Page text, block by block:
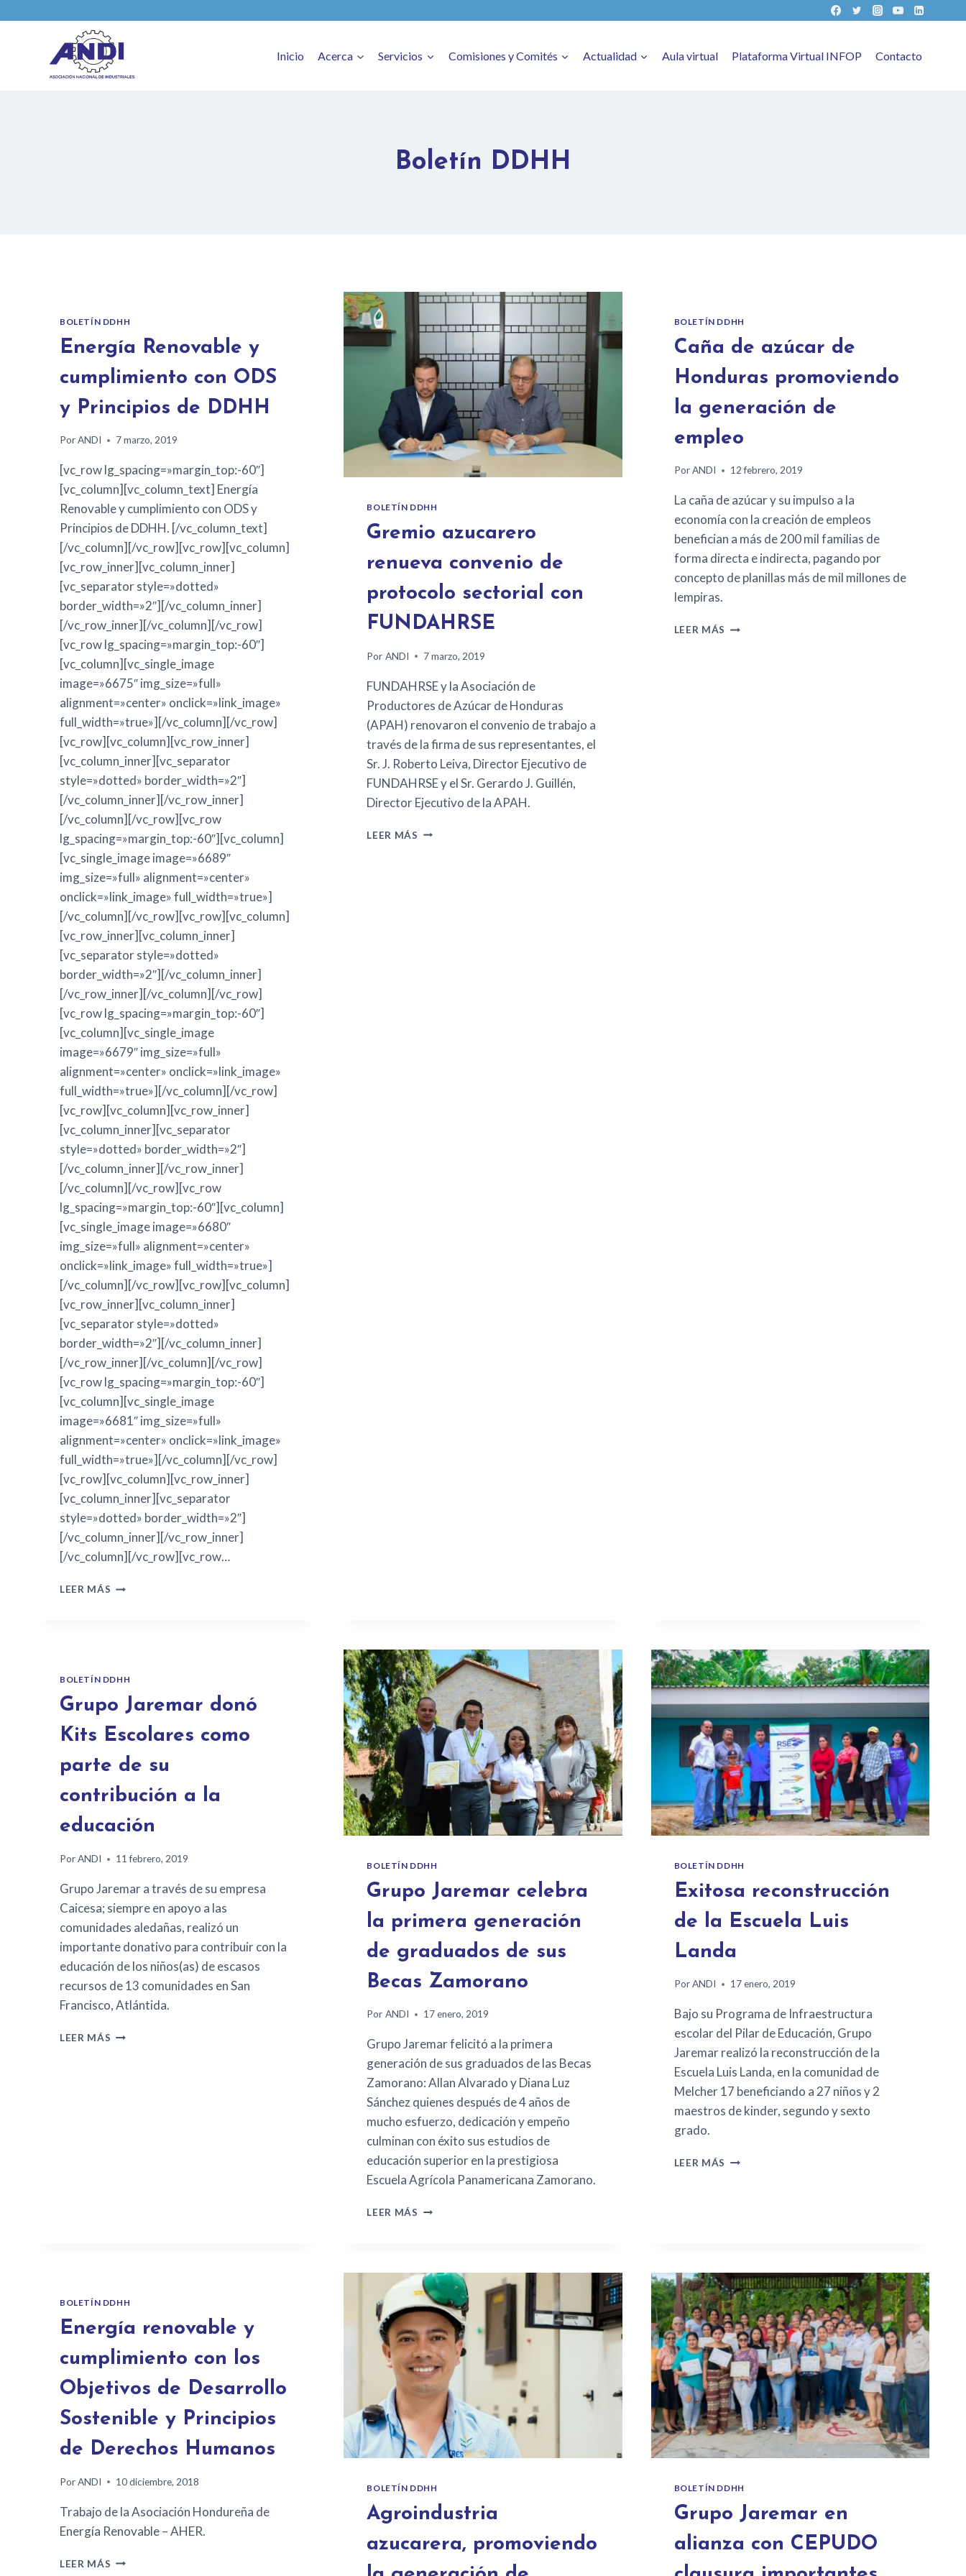
Inicio Acerca Servicios Comisiones y Comités Actualidad Aula virtual Plataforma Virtual INFOP Contacto
Boletín DDHH
BOLETÍN DDHH
Energía Renovable y
cumplimiento con ODS
y Principios de DDHH
PorANDI 7 marzo, 2019
[vc_row lg_spacing=»margin_top:-60″]
[vc_column][vc_column_text] Energía
Renovable y cumplimiento con ODS y
Principios de DDHH. [/vc_column_text]
[/vc_column][/vc_row][vc_row][vc_column]
[vc_row_inner][vc_column_inner]
[vc_separator style=»dotted»
border_width=»2″][/vc_column_inner]
[/vc_row_inner][/vc_column][/vc_row]
[vc_row lg_spacing=»margin_top:-60″]
[vc_column][vc_single_image
image=»6675″ img_size=»full»
alignment=»center» onclick=»link_image»
full_width=»true»][/vc_column][/vc_row]
[vc_row][vc_column][vc_row_inner]
[vc_column_inner][vc_separator
style=»dotted» border_width=»2″]
[/vc_column_inner][/vc_row_inner]
[/vc_column][/vc_row][vc_row
lg_spacing=»margin_top:-60″][vc_column]
[vc_single_image image=»6689″
img_size=»full» alignment=»center»
onclick=»link_image» full_width=»true»]
[/vc_column][/vc_row][vc_row][vc_column]
[vc_row_inner][vc_column_inner]
[vc_separator style=»dotted»
border_width=»2″][/vc_column_inner]
[/vc_row_inner][/vc_column][/vc_row]
[vc_row lg_spacing=»margin_top:-60″]
[vc_column][vc_single_image
image=»6679″ img_size=»full»
alignment=»center» onclick=»link_image»
full_width=»true»][/vc_column][/vc_row]
[vc_row][vc_column][vc_row_inner]
[vc_column_inner][vc_separator
style=»dotted» border_width=»2″]
[/vc_column_inner][/vc_row_inner]
[/vc_column][/vc_row][vc_row
lg_spacing=»margin_top:-60″][vc_column]
[vc_single_image image=»6680″
img_size=»full» alignment=»center»
onclick=»link_image» full_width=»true»]
[/vc_column][/vc_row][vc_row][vc_column]
[vc_row_inner][vc_column_inner]
[vc_separator style=»dotted»
border_width=»2″][/vc_column_inner]
[/vc_row_inner][/vc_column][/vc_row]
[vc_row lg_spacing=»margin_top:-60″]
[vc_column][vc_single_image
image=»6681″ img_size=»full»
alignment=»center» onclick=»link_image»
full_width=»true»][/vc_column][/vc_row]
[vc_row][vc_column][vc_row_inner]
[vc_column_inner][vc_separator
style=»dotted» border_width=»2″]
[/vc_column_inner][/vc_row_inner]
[/vc_column][/vc_row][vc_row…
LEER MÁS
BOLETÍN DDHH
Gremio azucarero
renueva convenio de
protocolo sectorial con
FUNDAHRSE
Por ANDI 7 marzo, 2019
FUNDAHRSE y la Asociación de
Productores de Azúcar de Honduras
(APAH) renovaron el convenio de trabajo a
través de la firma de sus representantes, el
Sr. J. Roberto Leiva, Director Ejecutivo de
FUNDAHRSE y el Sr. Gerardo J. Guillén,
Director Ejecutivo de la APAH.
LEER MÁS
BOLETÍN DDHH
Caña de azúcar de
Honduras promoviendo
la generación de
empleo
Por ANDI 12 febrero, 2019
La caña de azúcar y su impulso a la
economía con la creación de empleos
benefician a más de 200 mil familias de
forma directa e indirecta, pagando por
concepto de planillas más de mil millones de
lempiras.
LEER MÁS
BOLETÍN DDHH
Grupo Jaremar donó
Kits Escolares como
parte de su
contribución a la
educación
PorANDI 11 febrero, 2019
Grupo Jaremar a través de su empresa
Caicesa; siempre en apoyo a las
comunidades aledañas, realizó un
importante donativo para contribuir con la
educación de los niños(as) de escasos
recursos de 13 comunidades en San
Francisco, Atlántida.
LEER MÁS
BOLETÍN DDHH
Grupo Jaremar celebra
la primera generación
de graduados de sus
Becas Zamorano
Por ANDI 17 enero, 2019
Grupo Jaremar felicitó a la primera
generación de sus graduados de las Becas
Zamorano: Allan Alvarado y Diana Luz
Sánchez quienes después de 4 años de
mucho esfuerzo, dedicación y empeño
culminan con éxito sus estudios de
educación superior en la prestigiosa
Escuela Agrícola Panamericana Zamorano.
LEER MÁS
BOLETÍN DDHH
Exitosa reconstrucción
de la Escuela Luis
Landa
Por ANDI 17 enero, 2019
Bajo su Programa de Infraestructura
escolar del Pilar de Educación, Grupo
Jaremar realizó la reconstrucción de la
Escuela Luis Landa, en la comunidad de
Melcher 17 beneficiando a 27 niños y 2
maestros de kinder, segundo y sexto
grado.
LEER MÁS
BOLETÍN DDHH
Energía renovable y
cumplimiento con los
Objetivos de Desarrollo
Sostenible y Principios
de Derechos Humanos
PorANDI 10 diciembre, 2018
Trabajo de la Asociación Hondureña de
Energía Renovable – AHER.
LEER MÁS
BOLETÍN DDHH
Agroindustria
azucarera, promoviendo
BOLETÍN DDHH
Grupo Jaremar en
alianza con CEPUDO